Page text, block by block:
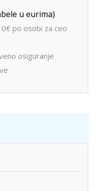
u eurima)
po osobi za ceo
osiguranje